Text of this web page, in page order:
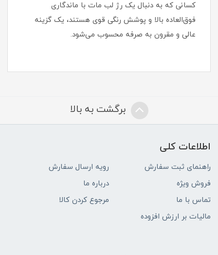
کسانی که به دنبال یک رژ لب مات با ماندگاری
فوق‌العاده بالا و پوشش رنگی قوی هستند، یک گزینه
عالی و مقرون به صرفه محسوب می‌شود.
برگشت به بالا
اطلاعات کلی
راهنمای ثبت سفارش
رویه ارسال سفارش
فروش ویژه
درباره ما
تماس با ما
مرجوع کردن کالا
مالیات بر ارزش افزوده